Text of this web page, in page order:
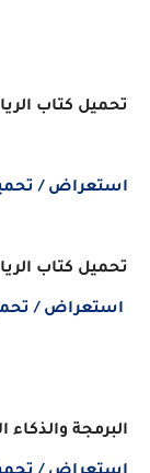
تحميل كتاب
استعراض /
تحميل كتاب
استعراض /
البرمجة والذكاء